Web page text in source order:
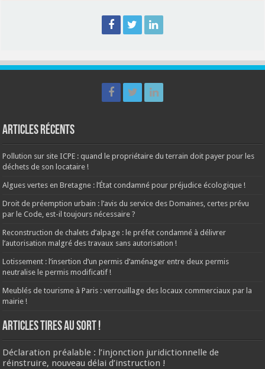
Articles récents
Pollution sur site ICPE : quand le propriétaire du terrain doit payer pour les
déchets de son locataire !
Algues vertes en Bretagne : l’État condamné pour préjudice écologique !
Droit de préemption urbain : l’avis du service des Domaines, certes prévu
par le Code, est-il toujours nécessaire ?
Reconstruction de chalets d’alpage : le préfet condamné à délivrer
l’autorisation malgré des travaux sans autorisation !
Lotissement : l’insertion d’un permis d’aménager entre deux permis
neutralise le permis modificatif !
Meublés de tourisme à Paris : verrouillage des locaux commerciaux par la
mairie !
ARTICLES TIRES AU SORT !
Déclaration préalable : l’injonction juridictionnelle de
réinstruire, nouveau délai d’instruction !